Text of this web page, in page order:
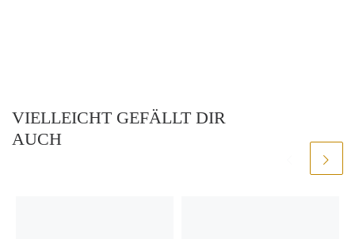
VIELLEICHT GEFÄLLT DIR
AUCH